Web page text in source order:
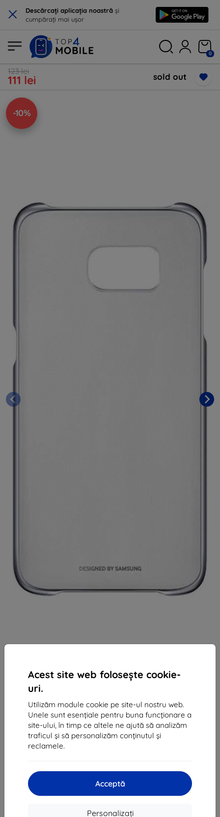
× Descărcați aplicația noastră și
cumpărați mai ușor
Acest site web folosește cookie-
uri.
Utilizăm module cookie pe site-ul nostru web.
Unele sunt esențiale pentru buna funcționare a
site-ului, în timp ce altele ne ajută să analizăm
traficul și să personalizăm conținutul și
reclamele.
Acceptă
Personalizați
0
123 lei
111 lei sold out
-10%
Huse SAMSUNG PUZDRO CLEAR COVER PRE
GALAXY S7 EDGE (EF-QG935CBEGWW), BLACK
123 lei
111 lei